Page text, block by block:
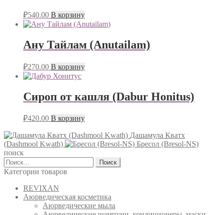
₽540.00 В корзину
Ану Тайлам (Anutailam)
₽270.00 В корзину
Сироп от кашля (Dabur Honitus)
₽420.00 В корзину
Дашамула Кватх
(Dashmool Kwath)
Бресол (Bresol-NS)
поиск
Найти:
Категории товаров
REVIXAN
Аюрведическая косметика
Аюрведические мыла